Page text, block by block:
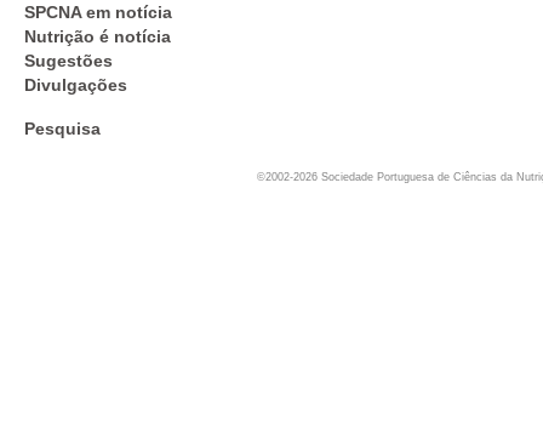
SPCNA em notícia
Nutrição é notícia
Sugestões
Divulgações
Pesquisa
©2002-2026 Sociedade Portuguesa de Ciências da